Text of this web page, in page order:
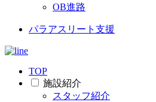
OB進路
パラアスリート支援
TOP
施設紹介
スタッフ紹介